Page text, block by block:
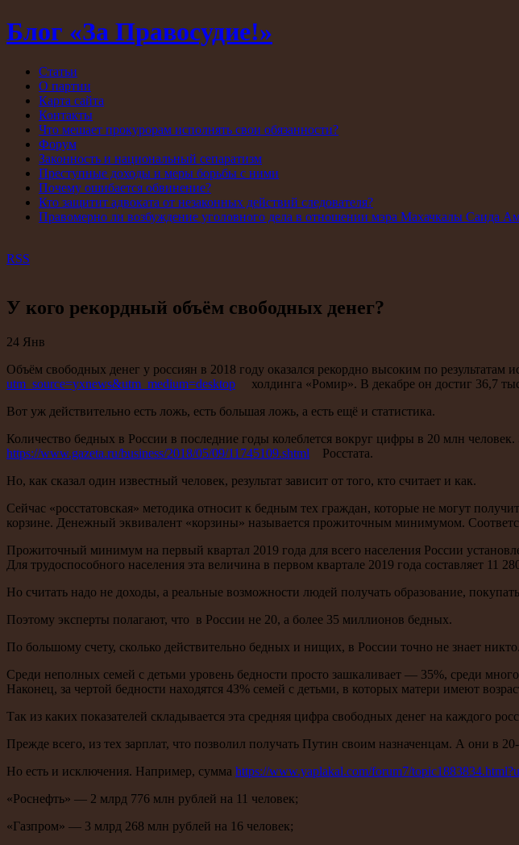
Блог «За Правосудие!»
Статьи
О партии
Карта сайта
Контакты
Что мешает прокурорам исполнять свои обязанности?
Форум
Законность и национальный сепаратизм
Преступные доходы и меры борьбы с ними
Почему ошибается обвинение?
Кто защитит адвоката от незаконных действий следователя?
Правомерно ли возбуждение уголовного дела в отношении мэра Махачкалы Саида
RSS
У кого рекордный объём свободных денег?
24 Янв
Объём свободных денег у россиян в 2018 году оказался рекордно высоким по результатам
utm_source=yxnews&utm_medium=desktop холдинга «Ромир». В декабре он достиг 36,7
Вот уж действительно есть ложь, есть большая ложь, а есть ещё и статистика.
Количество бедных в России в последние годы колеблется вокруг цифры в 20 млн
https://www.gazeta.ru/business/2018/05/09/11745109.shtml Росстата.
Но, как сказал один известный человек, результат зависит от того, кто считает и как.
Сейчас «росстатовская» методика относит к бедным тех граждан, которые не могут
корзине. Денежный эквивалент «корзины» называется прожиточным минимумом.
Прожиточный минимум на первый квартал 2019 года для всего населения России
Для трудоспособного населения эта величина в первом квартале 2019 года составляет
Но считать надо не доходы, а реальные возможности людей получать образование, покупать
Поэтому эксперты полагают, что в России не 20, а более 35 миллионов бедных.
По большому счету, сколько действительно бедных и нищих, в России точно не знает никто.
Среди неполных семей с детьми уровень бедности просто зашкаливает — 35%, среди
Наконец, за чертой бедности находятся 43% семей с детьми, в которых матери имеют
Так из каких показателей складывается эта средняя цифра свободных денег на каждого
Прежде всего, из тех зарплат, что позволил получать Путин своим назначенцам. А они в
Но есть и исключения. Например, сумма https://www.yaplakal.com/forum7/
«Роснефть» — 2 млрд 776 млн рублей на 11 человек;
«Газпром» — 3 млрд 268 млн рублей на 16 человек;